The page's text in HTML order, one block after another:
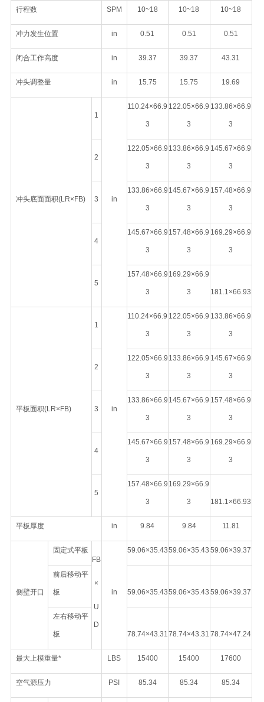
行程数 SPM 10~18 10~18 10~18
冲力发生位置 in 0.51 0.51 0.51
闭合工作高度 in 39.37 39.37 43.31
冲头调整量 in 15.75 15.75 19.69
冲头底面面积(LR×FB)
1
in
110.24×66.9
3
122.05×66.9
3
133.86×66.9
3
2
122.05×66.9
3
133.86×66.9
3
145.67×66.9
3
3
133.86×66.9
3
145.67×66.9
3
157.48×66.9
3
4
145.67×66.9
3
157.48×66.9
3
169.29×66.9
3
5
157.48×66.9
3
169.29×66.9
3 181.1×66.93
平板面积(LR×FB)
1
in
110.24×66.9
3
122.05×66.9
3
133.86×66.9
3
2
122.05×66.9
3
133.86×66.9
3
145.67×66.9
3
3
133.86×66.9
3
145.67×66.9
3
157.48×66.9
3
4
145.67×66.9
3
157.48×66.9
3
169.29×66.9
3
5
157.48×66.9
3
169.29×66.9
3 181.1×66.93
平板厚度 in 9.84 9.84 11.81
侧壁开口
固定式平板
FB
×
U
D
in
59.06×35.4359.06×35.43 59.06×39.37
前后移动平
板 59.06×35.4359.06×35.43 59.06×39.37
左右移动平
板 78.74×43.3178.74×43.31 78.74×47.24
最大上模重量* LBS 15400 15400 17600
空气源压力 PSI 85.34 85.34 85.34